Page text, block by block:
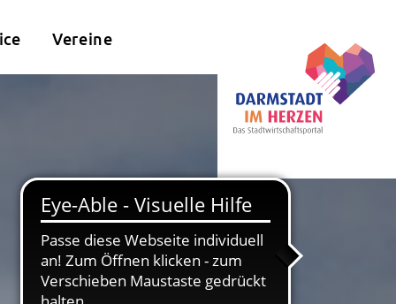
Vereine